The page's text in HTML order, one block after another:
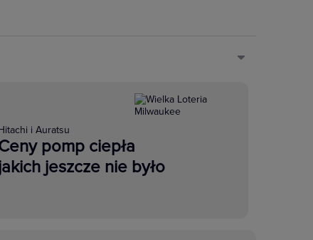
i Auratsu
pomp ciepła
jeszcze nie było